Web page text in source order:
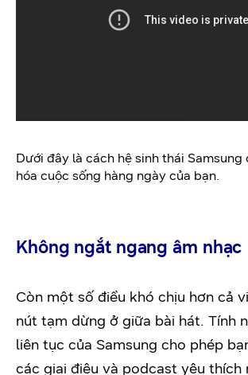
Dưới đây là cách hệ sinh thái Samsung
hóa cuộc sống hàng ngày của bạn.
Không ngắt ngang âm nhạc
Còn một số điều khó chịu hơn cả
nút tạm dừng ở giữa bài hát. Tính
liên tục của Samsung cho phép
các giai điệu và podcast yêu thích